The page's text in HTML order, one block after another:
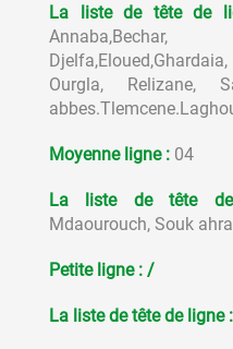
La liste de tête de
Ourgla,
Moyenne ligne : 04
La liste de tête
Mdaourouch, Souk
Petite ligne : /
La liste de tête de ligne :